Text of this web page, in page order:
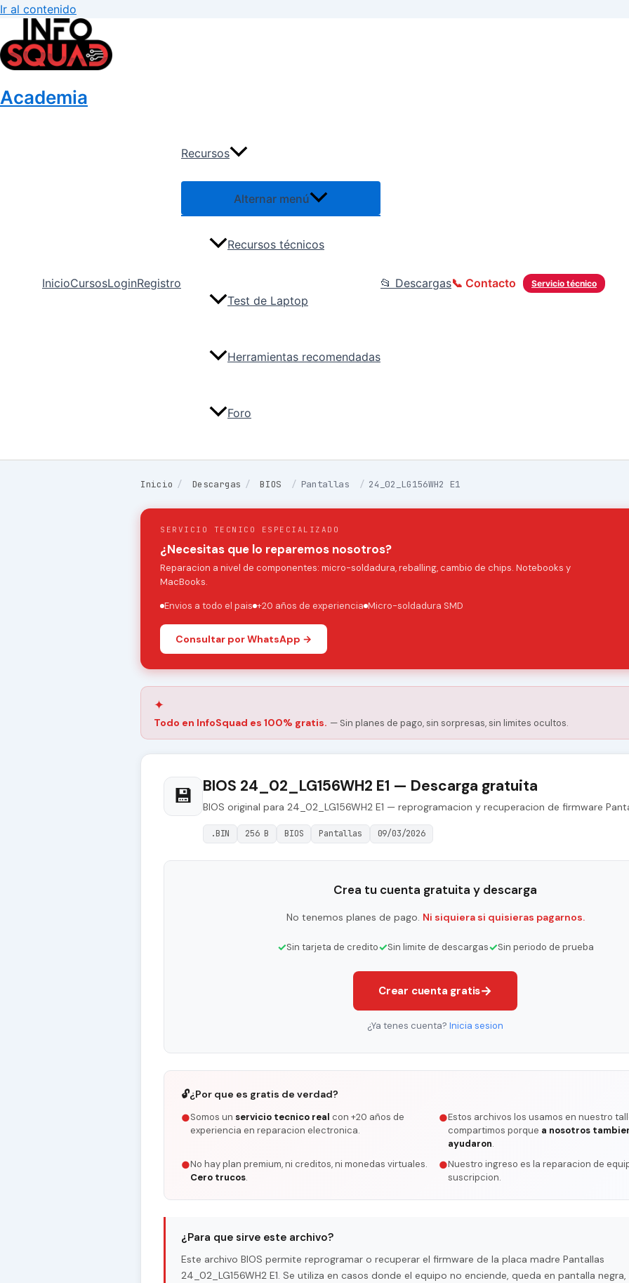
Ir al contenido
Academia
InicioCursosLoginRegistro
Recursos
Alternar menú
Recursos técnicos
Test de Laptop
Herramientas recomendadas
Foro
📂 Descargas Servicio técnico
📞 Contacto
Inicio / Descargas / BIOS / Pantallas / 24_02_LG156WH2 E1
SERVICIO TECNICO ESPECIALIZADO
¿Necesitas que lo reparemos nosotros?
Reparacion a nivel de componentes: micro-soldadura, reballing, cambio de chips. Notebooks y
MacBooks.
Envios a todo el pais +20 años de experiencia Micro-soldadura SMD
Consultar por WhatsApp →
✦
Todo en InfoSquad es 100% gratis. — Sin planes de pago, sin sorpresas, sin limites ocultos.
💾 BIOS 24_02_LG156WH2 E1 — Descarga gratuita
BIOS original para 24_02_LG156WH2 E1 — reprogramacion y recuperacion de firmware
.BIN 256 B BIOS Pantallas 09/03/2026
Crea tu cuenta gratuita y descarga
No tenemos planes de pago. Ni siquiera si quisieras pagarnos.
✓Sin tarjeta de credito✓Sin limite de descargas✓Sin periodo de prueba
Crear cuenta gratis→
¿Ya tenes cuenta? Inicia sesion
🔓¿Por que es gratis de verdad?
●Somos un servicio tecnico real con +20 años de
experiencia en reparacion electronica.
●Estos archivos los usamos en nuestro
compartimos porque a nosotros
ayudaron.
●No hay plan premium, ni creditos, ni monedas virtuales.
Cero trucos.
●Nuestro ingreso es la reparacion de
suscripcion.
¿Para que sirve este archivo?
Este archivo BIOS permite reprogramar o recuperar el firmware de la placa madre Pantallas
24_02_LG156WH2 E1. Se utiliza en casos donde el equipo no enciende, queda en pantalla